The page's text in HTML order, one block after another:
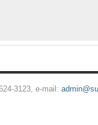
3123, e-mail: